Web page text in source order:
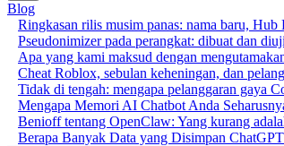
Blog
Ringkasan rilis musim panas: nama baru,
Pseudonimizer pada perangkat: dibuat dan
Apa yang kami maksud dengan
Cheat Roblox, sebulan keheningan, dan
Tidak di tengah: mengapa pelanggaran gaya
Mengapa Memori AI Chatbot Anda
Benioff tentang OpenClaw: Yang kurang
Berapa Banyak Data yang Disimpan